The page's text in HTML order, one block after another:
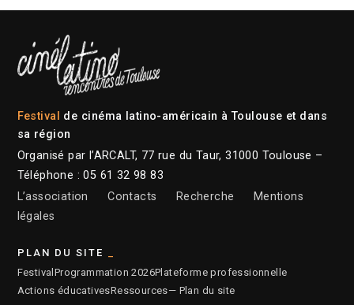
Festival de cinéma latino-américain à Toulouse et dans
sa région
Organisé par l’ARCALT, 77 rue du Taur, 31000 Toulouse –
Téléphone : 05 61 32 98 83
L’association
Contacts Recherche
Mentions
légales
PLAN DU SITE
Festival Programmation 2026Plateforme professionnelle
Actions éducativesRessources— Plan du site